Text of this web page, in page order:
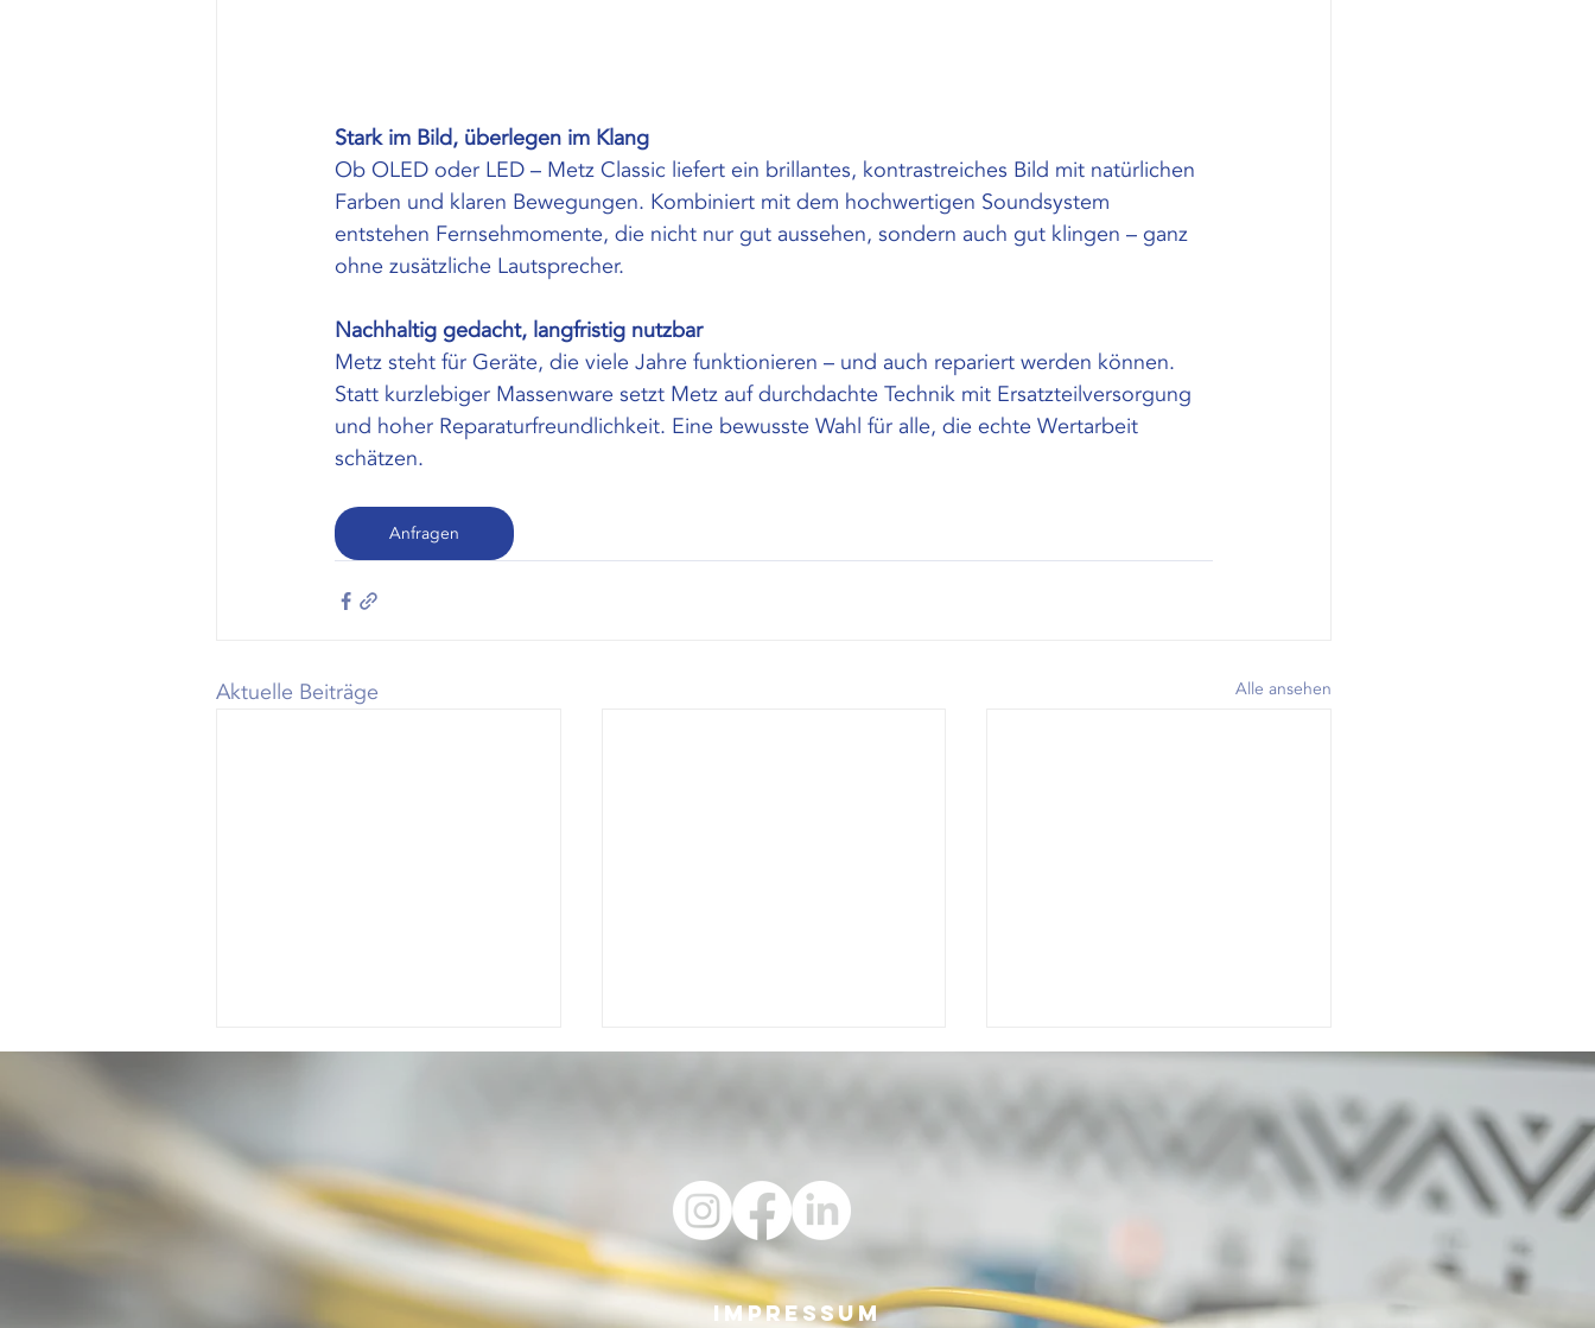
Stark im Bild, überlegen im Klang
Ob OLED oder LED – Metz Classic liefert ein brillantes, kontrastreiches Bild mit natürlichen
Farben und klaren Bewegungen. Kombiniert mit dem hochwertigen Soundsystem
entstehen Fernsehmomente, die nicht nur gut aussehen, sondern auch gut klingen – ganz
ohne zusätzliche Lautsprecher.
Nachhaltig gedacht, langfristig nutzbar
Metz steht für Geräte, die viele Jahre funktionieren – und auch repariert werden können.
Statt kurzlebiger Massenware setzt Metz auf durchdachte Technik mit Ersatzteilversorgung
und hoher Reparaturfreundlichkeit. Eine bewusste Wahl für alle, die echte Wertarbeit
schätzen.
Anfragen
Aktuelle Beiträge Alle ansehen
WE-tech: unsere
Glasfaserhelden!
Luwy Comic:
Doktor
Buffering
Vom modischen
Satansbraten
zum
Impressum